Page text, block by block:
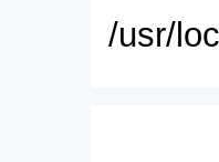
/usr/